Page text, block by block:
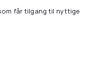
får tilgang til nyttige